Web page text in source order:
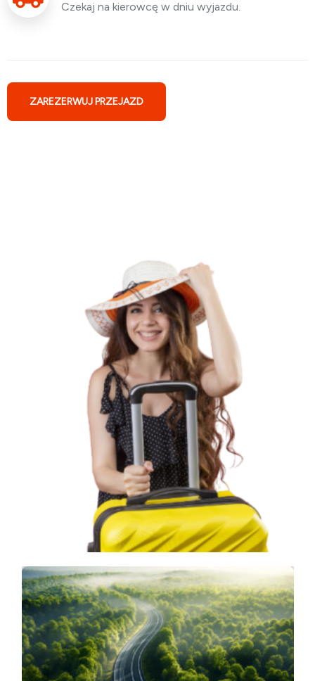
Czekaj na kierowcę w dniu wyjazdu.
ZAREZERWUJ PRZEJAZD